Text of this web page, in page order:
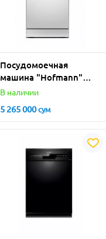
Посудомоечная
машина "Hofmann"
DW-M94WH/HF (Белая)
В наличии
5 265 000сум